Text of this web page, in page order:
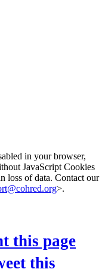
in your browser,
JavaScript Cookies
loss of data. Contact our
>.